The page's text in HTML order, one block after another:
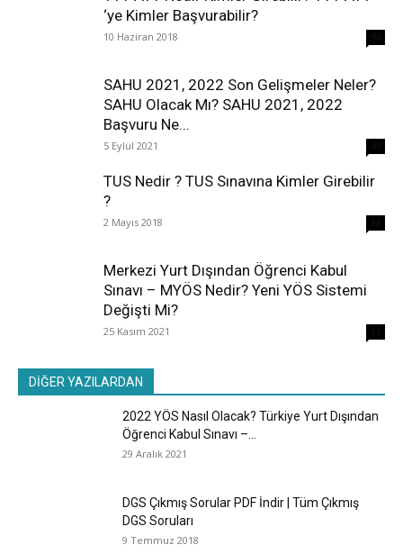
‘ye Kimler Başvurabilir?
10 Haziran 2018
SAHU 2021, 2022 Son Gelişmeler Neler?
SAHU Olacak Mı? SAHU 2021, 2022
Başvuru Ne...
5 Eylül 2021
TUS Nedir ? TUS Sınavına Kimler Girebilir
?
2 Mayıs 2018
Merkezi Yurt Dışından Öğrenci Kabul
Sınavı – MYÖS Nedir? Yeni YÖS Sistemi
Değişti Mi?
25 Kasım 2021
DİĞER YAZILARDAN
2022 YÖS Nasıl Olacak? Türkiye Yurt Dışından
Öğrenci Kabul Sınavı –...
29 Aralık 2021
DGS Çıkmış Sorular PDF İndir | Tüm Çıkmış
DGS Soruları
9 Temmuz 2018